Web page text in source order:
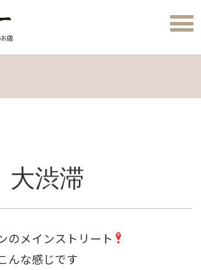
店
大渋滞
のメインストリート
んな感じです